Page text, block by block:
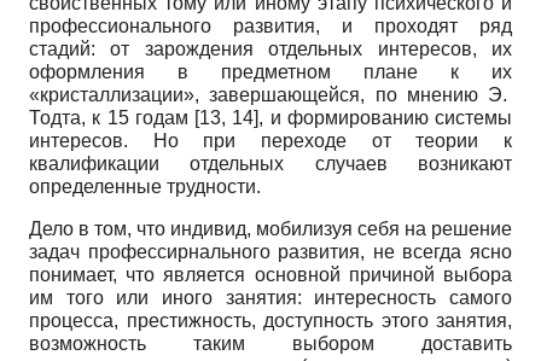
профессионального развития, и проходят ряд
стадий: от зарождения отдельных интересов, их
оформления в предметном плане к их
«кристаллизации», завершающейся, по мнению Э.
Тодта, к 15 годам [13, 14], и формированию системы
интересов. Но при переходе от теории к
квалификации отдельных случаев возникают
определенные трудности.
Дело в том, что индивид, мобилизуя себя на решение
задач профессирнального развития, не всегда ясно
понимает, что является основной причиной выбора
им того или иного занятия: интересность самого
процесса, престижность, доступность этого занятия,
возможность таким выбором доставить